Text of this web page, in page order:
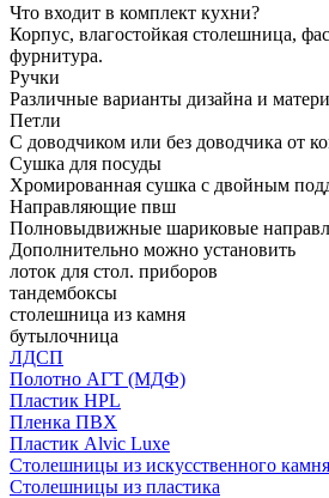
Что входит в комплект кухни?
Корпус, влагостойкая столешница,
фурнитура.
Ручки
Различные варианты дизайна и
Петли
С доводчиком или без доводчика от
Сушка для посуды
Хромированная сушка с двойным
Направляющие пвш
Полновыдвижные шариковые
Дополнительно можно установить
лоток для стол. приборов
тандембоксы
столешница из камня
бутылочница
ЛДСП
Полотно АГТ (МДФ)
Пластик HPL
Пленка ПВХ
Пластик Alvic Luxe
Столешницы из искусственного камня
Столешницы из пластика